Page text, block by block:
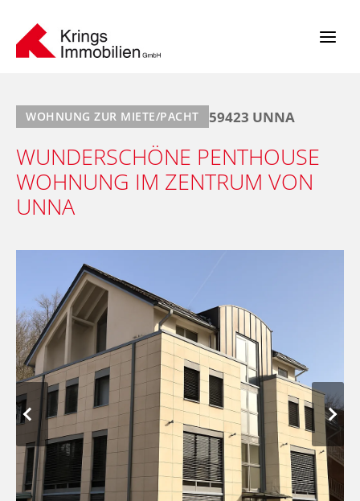
Inhalt
springen
WOHNUNG ZUR MIETE/PACHT 59423 UNNA
WUNDERSCHÖNE PENTHOUSE
WOHNUNG IM ZENTRUM VON
UNNA